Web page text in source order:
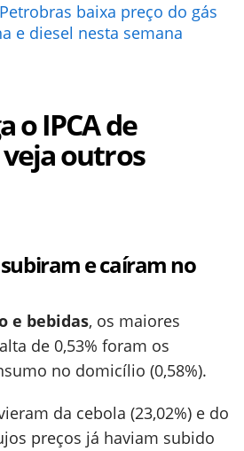
Petrobras baixa preço do gás
e diesel nesta semana
o IPCA de
outros
e caíram no
e bebidas, os maiores
de 0,53% foram os
no domicílio (0,58%).
da cebola (23,02%) e do
preços já haviam subido